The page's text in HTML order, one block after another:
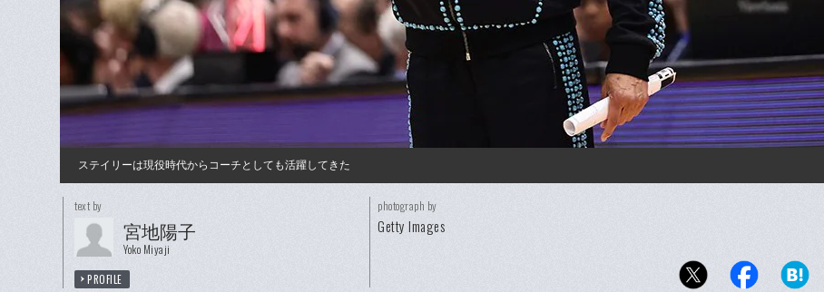
ステイリーは現役時代からコーチとしても活躍してきた
text by
宮地陽子
Yoko Miyaji
PROFILE
photograph by
Getty Images